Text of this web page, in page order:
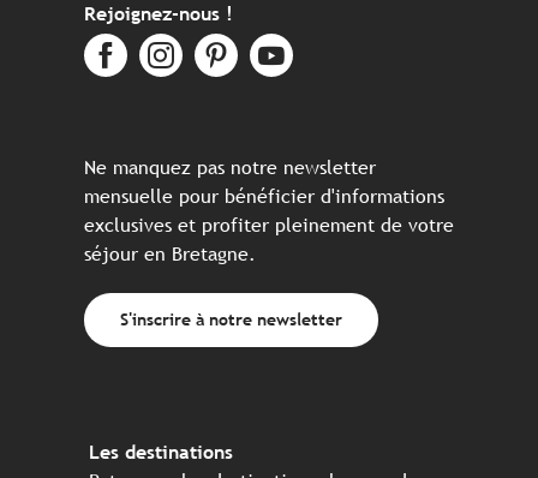
Rejoignez-nous !
Ne manquez pas notre newsletter
mensuelle pour bénéficier d'informations
exclusives et profiter pleinement de votre
séjour en Bretagne.
S'inscrire à notre newsletter
Les destinations